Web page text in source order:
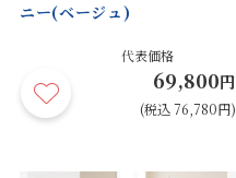
ニー(ベージュ)
代表価格
69,800円
(税込 76,780円)